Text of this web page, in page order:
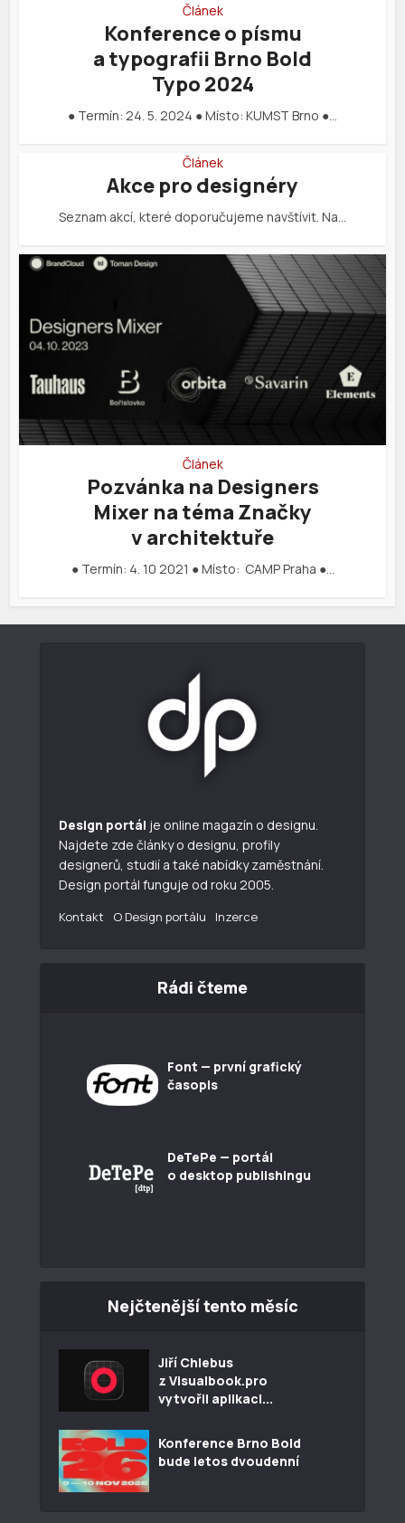
Článek
Konference o písmu
a typografii Brno Bold
Typo 2024
● Termín: 24. 5. 2024 ● Místo: KUMST Brno ●…
Článek
Akce pro designéry
Seznam akcí, které doporučujeme navštívit. Na…
Článek
Pozvánka na Designers
Mixer na téma Značky
v architektuře
● Termín: 4. 10 2021 ● Místo: CAMP Praha ●…
Design portál je online magazín o designu.
Najdete zde články o designu, profily
designerů, studií a také nabídky zaměstnání.
Design portál funguje od roku 2005.
Kontakt O Design portálu Inzerce
Rádi čteme
Font — první grafický
časopis
DeTePe — portál
o desktop publishingu
Nejčtenější tento měsíc
Jiří Chlebus
z Visualbook.pro
vytvořil aplikaci...
Konference Brno Bold
bude letos dvoudenní